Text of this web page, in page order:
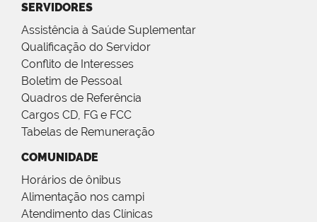
SERVIDORES
Assistência à Saúde Suplementar
Qualificação do Servidor
Conflito de Interesses
Boletim de Pessoal
Quadros de Referência
Cargos CD, FG e FCC
Tabelas de Remuneração
COMUNIDADE
Horários de ônibus
Alimentação nos campi
Atendimento das Clínicas